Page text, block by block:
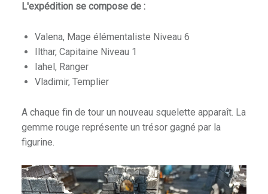
L'expédition se compose de :
Valena, Mage élémentaliste Niveau 6
Ilthar, Capitaine Niveau 1
Iahel, Ranger
Vladimir, Templier
A chaque fin de tour un nouveau squelette apparaît. La
gemme rouge représente un trésor gagné par la
figurine.